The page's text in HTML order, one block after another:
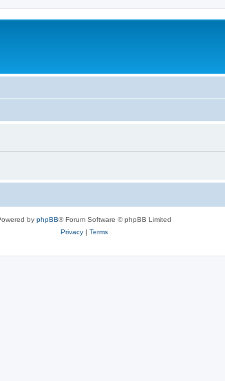
by phpBB® Forum Software © phpBB Limited
Privacy| Terms